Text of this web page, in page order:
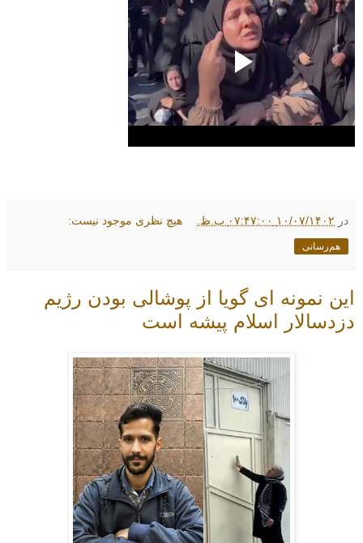
در ۱۰/۰۷/۱۴۰۲ ۰۷:۴۷:۰۰ ب.ظ. هیچ نظری موجود نیست:
هم‌رسانی
این نمونه ای گویا از پوشالی بودن رژیم
دزدسالار اسلام پیشه است